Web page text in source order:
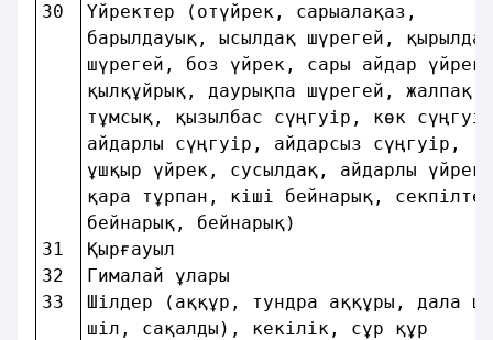
30
31
32
33
Үйректер
барылдауық,
шүрегей, боз
қылқұйрық,
тұмсық, қызылбас
айдарлы сүңгуір,
ұшқыр үйрек,
қара тұрпан, кiшi
бейнарық, бейнарық)
Қырғауыл
Гималай ұлары
Шiлдер (аққұр,
шiл, сақалды), кекiлiк, сұр құр